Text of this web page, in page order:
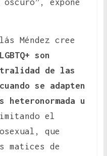
expone
Méndez cree
son
de las
se adapten
heteronormada u
el
que
matices de